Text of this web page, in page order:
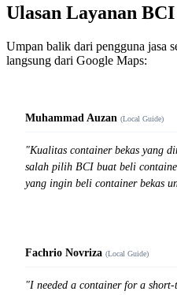
Ulasan Layanan
Umpan balik dari pengguna jasa
langsung dari Google Maps:
Muhammad Auzan (Local Guide)
"Kualitas container bekas yang
salah pilih BCI buat beli
yang ingin beli container bekas
Fachrio Novriza (Local Guide)
"I needed a container for a